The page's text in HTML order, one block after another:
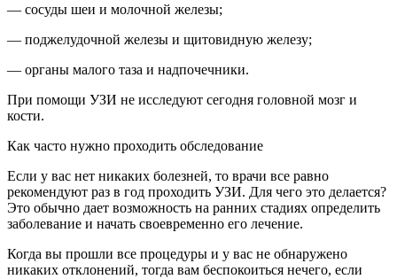
— сосуды шеи и молочной железы;
— поджелудочной железы и щитовидную железу;
— органы малого таза и надпочечники.
При помощи УЗИ не исследуют сегодня головной мозг и
кости.
Как часто нужно проходить обследование
Если у вас нет никаких болезней, то врачи все равно
рекомендуют раз в год проходить УЗИ. Для чего это делается?
Это обычно дает возможность на ранних стадиях определить
заболевание и начать своевременно его лечение.
Когда вы прошли все процедуры и у вас не обнаружено
никаких отклонений, тогда вам беспокоиться нечего, если